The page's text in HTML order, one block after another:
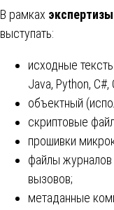
В рамках
выступать:
исходные
Java, Python, C#,
объектный
скриптовые
прошивки
файлы журналов
вызовов;
метаданные